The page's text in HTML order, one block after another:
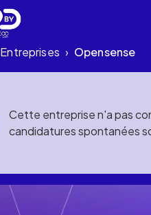
Entreprises › Opensense
Cette entreprise n'a pas
candidatures spontanées